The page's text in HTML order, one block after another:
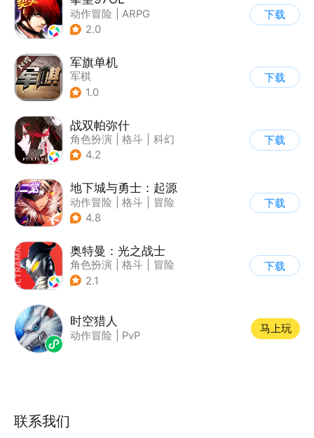
动作冒险
ARPG
| 奇幻
2.0
下载
军旗单机
军棋
1.0
下载
战双帕弥什
角色扮演 格斗
科幻
| 美少女
4.2
下载
地下城与勇士：起源
动作冒险 格斗
冒险
| 地下城与勇士
4.8
下载
奥特曼：光之战士
角色扮演 格斗
冒险
| 童年
2.1
下载
时空猎人
动作冒险 PvP
马上玩
联系我们